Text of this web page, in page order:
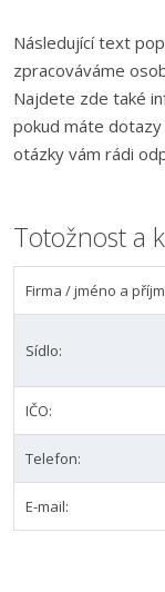
Následující text
zpracováváme
Najdete zde také
pokud máte dotazy
otázky vám rádi
Totožnost a
Firma / jméno a
Sídlo:
IČO:
Telefon:
E-mail: